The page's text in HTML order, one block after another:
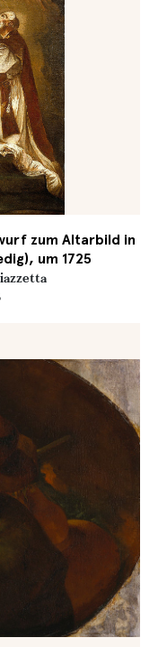
zum Altarbild in
um 1725